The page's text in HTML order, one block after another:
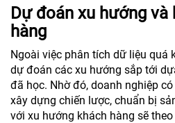
Dự đoán xu hướng và
hàng
Ngoài việc phân tích dữ liệu quá
dự đoán các xu hướng sắp tới
đã học. Nhờ đó, doanh nghiệp
xây dựng chiến lược, chuẩn bị
với xu hướng khách hàng sẽ